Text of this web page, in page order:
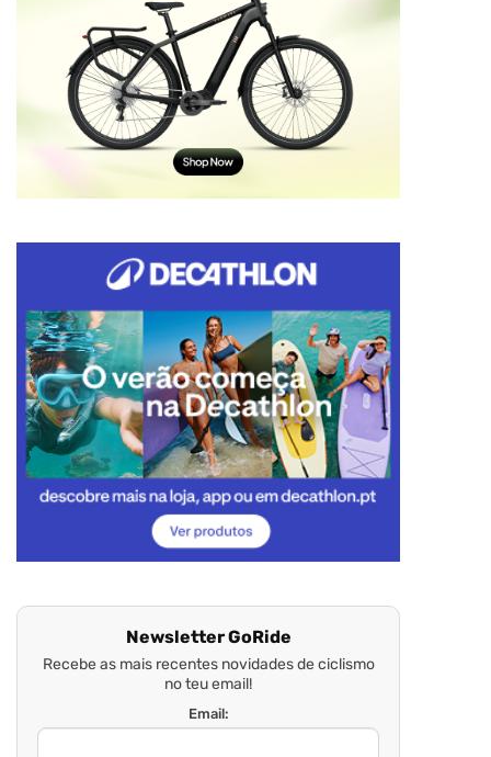
Newsletter GoRide
Recebe as mais recentes novidades de ciclismo
no teu email!
Email: